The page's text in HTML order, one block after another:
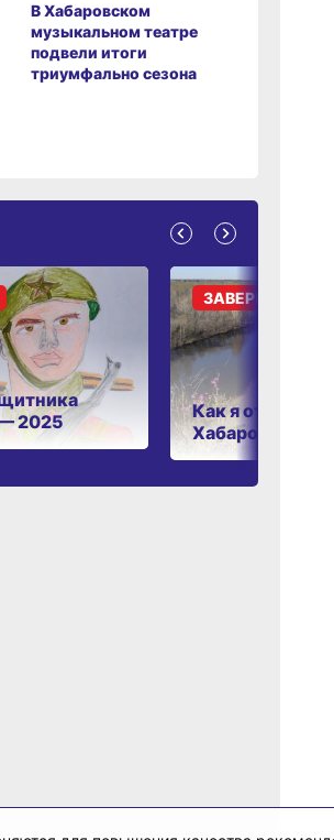
В Хабаровском
музыкальном театре
подвели итоги
триумфально сезона
2025
Как я отдыхаю в
Хабаровском
ЗАВЕРШЁН